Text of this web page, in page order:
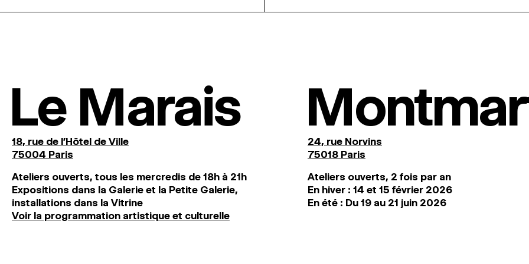
Le Marais
18, rue de l'Hôtel de Ville
75004 Paris
Ateliers ouverts, tous les mercredis de 18h à 21h
Expositions dans la Galerie et la Petite Galerie,
installations dans la Vitrine
Voir la programmation artistique et culturelle
24, rue Norvins
75018 Paris
Ateliers ouverts, 2 fois par an
En hiver : 14 et 15 février 2026
En été : Du 19 au 21 juin 2026